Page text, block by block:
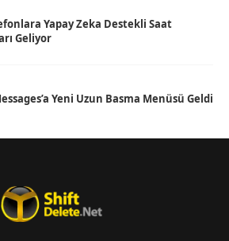
Yapay Zeka Destekli Saat
Geliyor
Yeni Uzun Basma Menüsü Geldi